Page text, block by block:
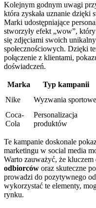
Kolejnym godnym uwagi
która zyskała uznanie dzięki
Marki udostępniające
stworzyły efekt „wow”,
się zdjęciami swoich
społecznościowych. Dzięki
połączenie z klientami,
doświadczeń.
Marka Typ kampanii
Nike
Wyzwania sportowe
Coca-
Cola
Personalizacja
produktów
Te kampanie doskonale
marketingu w social media
Warto zauważyć, że
odbiorców oraz skuteczne
prowadzi do pozytywnego
wykorzystać te elementy,
rynku.